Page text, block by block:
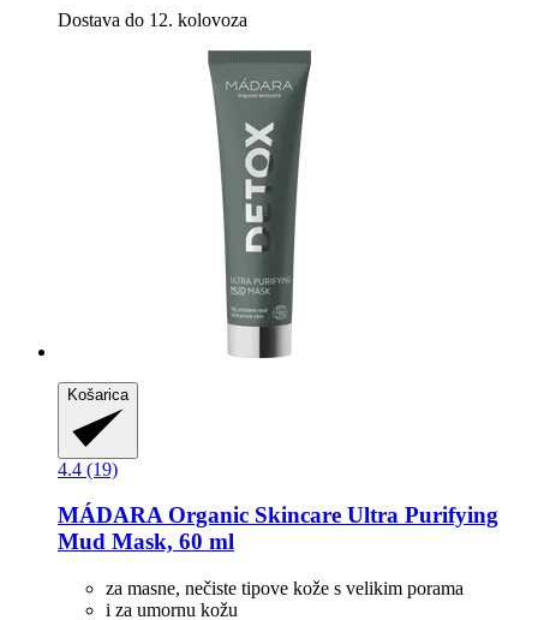
Dostava do 12. kolovoza
Košarica
4.4 (19)
MÁDARA Organic Skincare Ultra Purifying
Mud Mask, 60 ml
za masne, nečiste tipove kože s velikim porama
i za umornu kožu